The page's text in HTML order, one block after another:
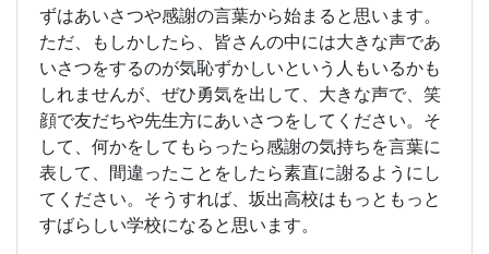
ずはあいさつや感謝の言葉から始まると思います。
ただ、もしかしたら、皆さんの中には大きな声であ
いさつをするのが気恥ずかしいという人もいるかも
しれませんが、ぜひ勇気を出して、大きな声で、笑
顔で友だちや先生方にあいさつをしてください。そ
して、何かをしてもらったら感謝の気持ちを言葉に
表して、間違ったことをしたら素直に謝るようにし
てください。そうすれば、坂出高校はもっともっと
すばらしい学校になると思います。